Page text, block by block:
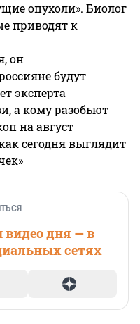
опухоли». Биолог
приводят к
он
будут
эксперта
а кому разобьют
на август
сегодня выглядит
дня — в
сетях